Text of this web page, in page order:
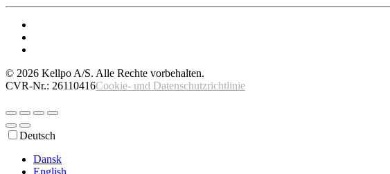
© 2026 Kellpo A/S. Alle Rechte vorbehalten.
CVR-Nr.: 26110416Cookie- und Datenschutzrichtlinie
Deutsch
Dansk
English